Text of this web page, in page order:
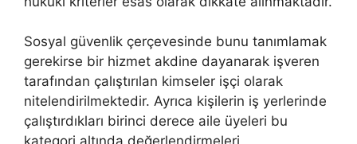
Sosyal güvenlik çerçevesinde bunu tanımlamak
gerekirse bir hizmet akdine dayanarak işveren
tarafından çalıştırılan kimseler işçi olarak
nitelendirilmektedir. Ayrıca kişilerin iş yerlerinde
çalıştırdıkları birinci derece aile üyeleri bu
kategori altında değerlendirmeleri